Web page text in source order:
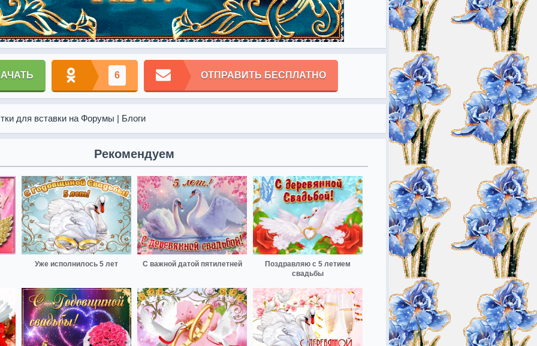
6 ОТПРАВИТЬ БЕСПЛАТНО
для вставки на Форумы | Блоги
Рекомендуем
Уже исполнилось 5 лет С важной датой пятилетней
Поздравляю с 5 летием
свадьбы